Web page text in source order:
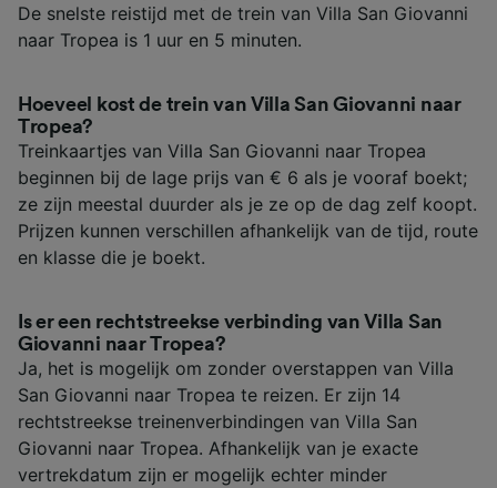
De snelste reistijd met de trein van Villa San Giovanni
naar Tropea is 1 uur en 5 minuten.
Hoeveel kost de trein van Villa San Giovanni naar
Tropea?
Treinkaartjes van Villa San Giovanni naar Tropea
beginnen bij de lage prijs van € 6 als je vooraf boekt;
ze zijn meestal duurder als je ze op de dag zelf koopt.
Prijzen kunnen verschillen afhankelijk van de tijd, route
en klasse die je boekt.
Is er een rechtstreekse verbinding van Villa San
Giovanni naar Tropea?
Ja, het is mogelijk om zonder overstappen van Villa
San Giovanni naar Tropea te reizen. Er zijn 14
rechtstreekse treinenverbindingen van Villa San
Giovanni naar Tropea. Afhankelijk van je exacte
vertrekdatum zijn er mogelijk echter minder